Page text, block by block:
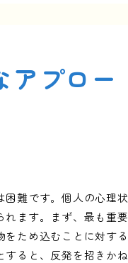
アプロー
困難です。個人の心理状
ます。まず、最も重要
ため込むことに対する
ると、反発を招きかね